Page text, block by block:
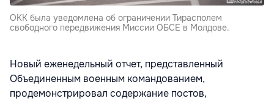
ОКК была уведомлена об ограничении Тирасполем
свободного передвижения Миссии ОБСЕ в Молдове.
Новый еженедельный отчет, представленный
Объединенным военным командованием,
продемонстрировал содержание постов,